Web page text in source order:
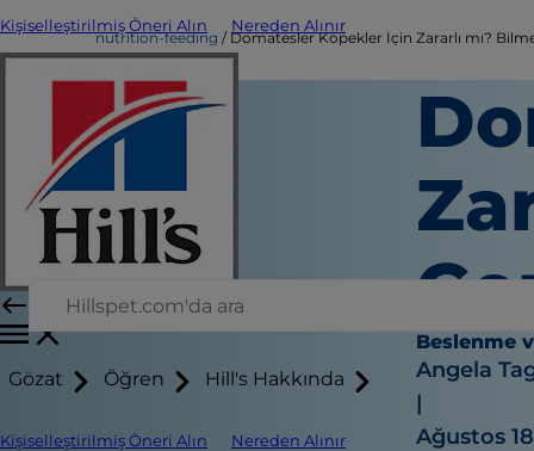
Kişiselleştirilmiş Öneri Alın Nereden Alınır
Gözat Öğren Hill's Hakkında
Kişiselleştirilmiş Öneri Alın Nereden Alınır
nutrition-feeding Domatesler Köpekler İçin Zararlı mı?
Beslenme
Angela
|
Ağustos